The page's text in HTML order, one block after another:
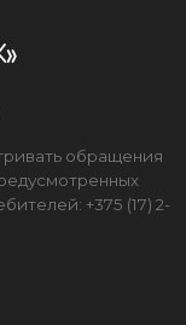
обращения
+375 (17) 2-